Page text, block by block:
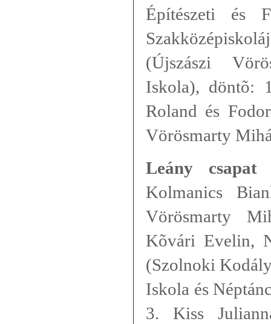
Építészeti és
(Újszászi
Iskola), döntõ:
Roland és
Vörösmarty
Leány csapat
Kolmanics
Vörösmarty
Kõvári Evelin,
(Szolnoki
Iskola és
3. Kiss